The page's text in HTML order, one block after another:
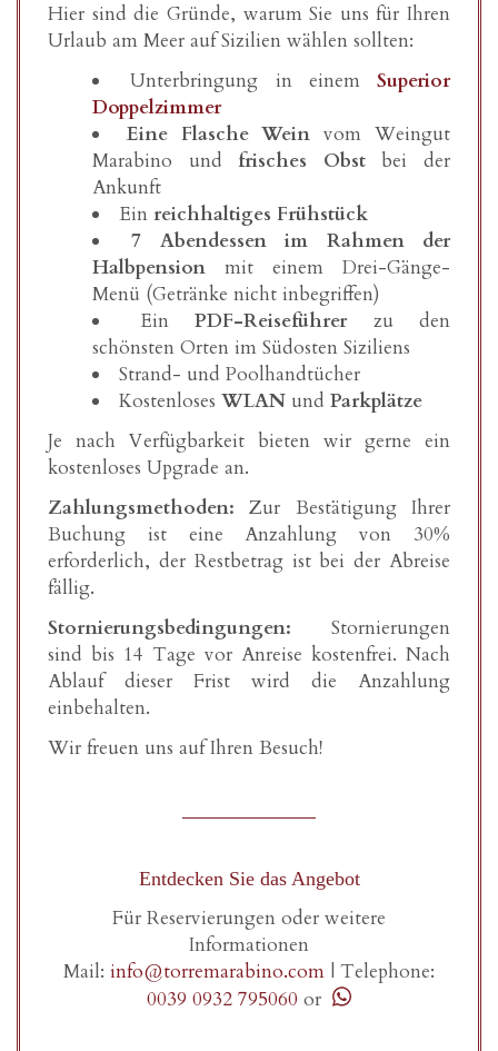
Hier sind die Gründe, warum Sie uns für Ihren
Urlaub am Meer auf Sizilien wählen sollten:
Unterbringung in einem Superior
Doppelzimmer
Eine Flasche Wein vom Weingut
Marabino undfrisches Obstbei der
Ankunft
Ein reichhaltiges Frühstück
7 Abendessen im Rahmen der
Halbpension mit einem Drei-Gänge-
Menü (Getränke nicht inbegriffen)
Ein PDF-Reiseführer zu den
schönsten Orten im Südosten Siziliens
Strand- und Poolhandtücher
Kostenloses WLAN und Parkplätze
Je nach Verfügbarkeit bieten wir gerne ein
kostenloses Upgrade an.
Zahlungsmethoden: Zur Bestätigung Ihrer
Buchung ist eine Anzahlung von 30%
erforderlich, der Restbetrag ist bei der Abreise
fällig.
Stornierungsbedingungen: Stornierungen
sind bis 14 Tage vor Anreise kostenfrei. Nach
Ablauf dieser Frist wird die Anzahlung
einbehalten.
Wir freuen uns auf Ihren Besuch!
Entdecken Sie das Angebot
Für Reservierungen oder weitere
Informationen
Mail: info@torremarabino.com | Telephone:
0039 0932 795060 or